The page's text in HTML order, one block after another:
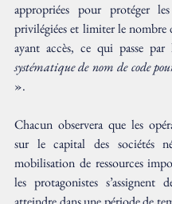
appropriées pour protéger
privilégiées et limiter le nombre
systématique de nom de code
».
Chacun observera que les
sur le capital des sociétés
mobilisation de ressources
les protagonistes s’assignent